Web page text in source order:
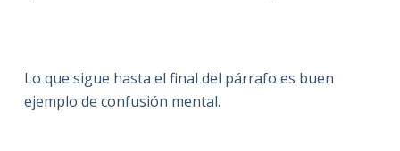
Lo que sigue hasta el final del párrafo es buen
ejemplo de confusión mental.